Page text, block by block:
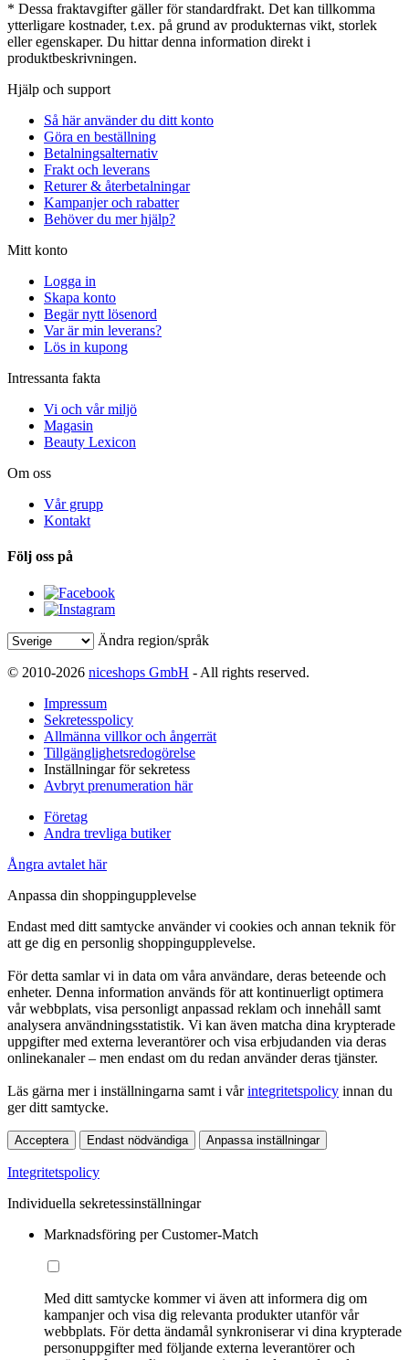
* Dessa fraktavgifter gäller för standardfrakt. Det kan tillkomma
ytterligare kostnader, t.ex. på grund av produkternas vikt, storlek
eller egenskaper. Du hittar denna information direkt i
produktbeskrivningen.
Hjälp och support
Så här använder du ditt konto
Göra en beställning
Betalningsalternativ
Frakt och leverans
Returer & återbetalningar
Kampanjer och rabatter
Behöver du mer hjälp?
Mitt konto
Logga in
Skapa konto
Begär nytt lösenord
Var är min leverans?
Lös in kupong
Intressanta fakta
Vi och vår miljö
Magasin
Beauty Lexicon
Om oss
Vår grupp
Kontakt
Följ oss på
Ändra region/språk
© 2010-2026 niceshops GmbH - All rights reserved.
Impressum
Sekretesspolicy
Allmänna villkor och ångerrät
Tillgänglighetsredogörelse
Inställningar för sekretess
Avbryt prenumeration här
Företag
Andra trevliga butiker
Ångra avtalet här
Anpassa din shoppingupplevelse
Endast med ditt samtycke använder vi cookies och annan teknik för
att ge dig en personlig shoppingupplevelse.
För detta samlar vi in data om våra användare, deras beteende och
enheter. Denna information används för att kontinuerligt optimera
vår webbplats, visa personligt anpassad reklam och innehåll samt
analysera användningsstatistik. Vi kan även matcha dina krypterade
uppgifter med externa leverantörer och visa erbjudanden via deras
onlinekanaler – men endast om du redan använder deras tjänster.
Läs gärna mer i inställningarna samt i vårintegritetspolicy innan du
ger ditt samtycke.
Acceptera Endast nödvändiga Anpassa inställningar
Integritetspolicy
Individuella sekretessinställningar
Marknadsföring per Customer-Match
Med ditt samtycke kommer vi även att informera dig om
kampanjer och visa dig relevanta produkter utanför vår
webbplats. För detta ändamål synkroniserar vi dina krypterade
personuppgifter med följande externa leverantörer och